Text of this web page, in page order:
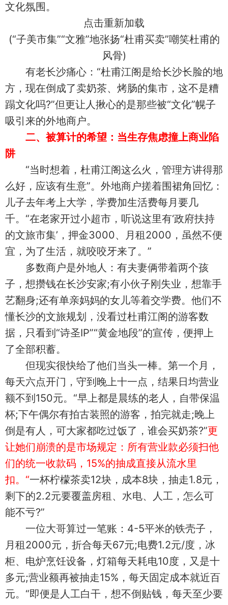
文化氛围。
点击重新加载
(“子美市集”“文雅”地张扬“杜甫买卖”嘲笑杜甫的
风骨)
有老长沙痛心：“杜甫江阁是给长沙长脸的地
方，现在倒成了卖奶茶、烤肠的集市，这不是糟
蹋文化吗?”但更让人揪心的是那些被“文化”幌子
吸引来的外地商户。
二、被算计的希望：当生存焦虑撞上商业陷
阱
“当时想着，杜甫江阁这么火，管理方讲得那
么好，应该有生意”。外地商户搓着围裙角回忆：
儿子去年考上大学，学费加生活费每月要几
千。“在老家开过小超市，听说这里有‘政府扶持
的文旅市集’，押金3000、月租2000，虽然不便
宜，为了生活，就咬咬牙来了。”
多数商户是外地人：有夫妻俩带着两个孩
子，想攒钱在长沙安家;有小伙子刚失业，想靠手
艺翻身;还有单亲妈妈的女儿等着交学费。他们不
懂长沙的文旅规划，没看过杜甫江阁的游客数
据，只看到“诗圣IP”“黄金地段”的宣传，便押上
了全部积蓄。
但现实很快给了他们当头一棒。第一个月，
每天六点开门，守到晚上十一点，结果日均营业
额不到150元。“早上都是晨练的老人，自带保温
杯;下午偶尔有拍古装照的游客，拍完就走;晚上
倒是有人，可大家都吃过饭了，谁会买奶茶?”更
让她们崩溃的是市场规定：所有营业款必须扫他
们的统一收款码，15%的抽成直接从流水里
扣。“一杯柠檬茶卖12块，成本8块，抽走1.8元，
剩下的2.2元要覆盖房租、水电、人工，怎么可
能不亏?”
一位大哥算过一笔账：4-5平米的铁壳子，
月租2000元，折合每天67元;电费1.2元/度，冰
柜、电炉烹饪设备，灯箱每天耗电10度，又是十
多元;营业额再被抽走15%，每天固定成本就近百
元。“即便是人工白干，想不倒贴钱，每天至少要